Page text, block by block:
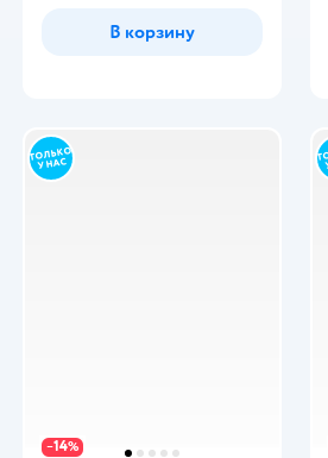
В корзину
−14%